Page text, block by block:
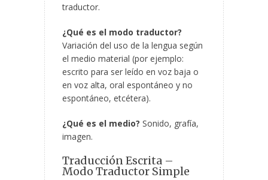
traductor.
¿Qué es el modo traductor?
Variación del uso de la lengua según
el medio material (por ejemplo:
escrito para ser leído en voz baja o
en voz alta, oral espontáneo y no
espontáneo, etcétera).
¿Qué es el medio? Sonido, grafía,
imagen.
Traducción Escrita –
Modo Traductor Simple